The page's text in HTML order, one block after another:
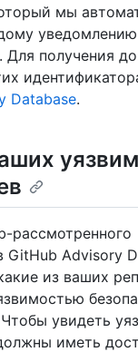
мы
Для получения
Database.
рассмотренного
GitHub Advisory
из ваших
увидеть
иметь